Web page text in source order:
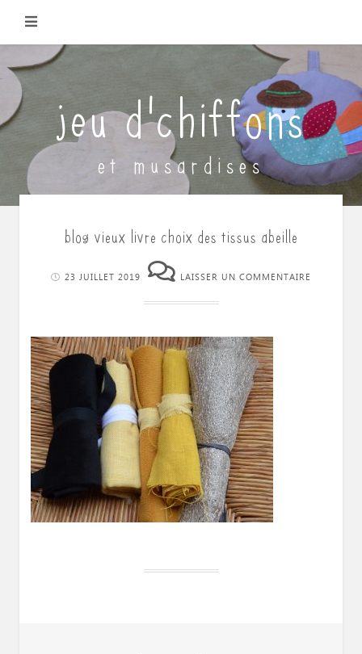
jeu d'chiffons
et musardises
blog vieux livre choix des tissus abeille
23 JUILLET 2019 LAISSER UN COMMENTAIRE